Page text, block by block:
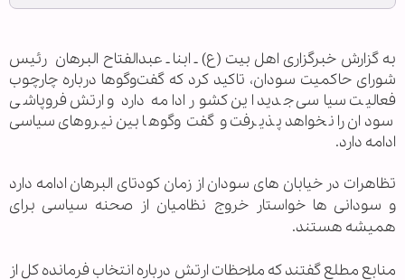
به گزارش خبرگزاری اهل بيت (ع) ـ ابنا ـ عبدالفتاح البرهان رئیس
شورای حاکمیت سودان، تاکید کرد که گفت‌وگوها درباره چارچوب
فعالیت سیاسی جدید این کشور ادامه دارد و ارتش فروپاشی
سودان را نخواهد پذیرفت و گفت‌ وگوها بین نیروهای سیاسی
ادامه دارد.
تظاهرات در خیابان های سودان از زمان کودتای البرهان ادامه دارد
و سودانی ها خواستار خروج نظامیان از صحنه سیاسی برای
همیشه هستند.
منابع مطلع گفتند که ملاحظات ارتش درباره انتخاب فرمانده کل از